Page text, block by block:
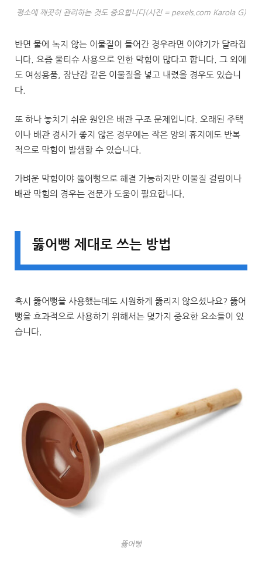
평소에 깨끗히 관리하는 것도 중요합니다(사진 = pexels.com Karola G)
반면 물에 녹지 않는 이물질이 들어간 경우라면 이야기가 달라집
니다. 요즘 물티슈 사용으로 인한 막힘이 많다고 합니다. 그 외에
도 여성용품, 장난감 같은 이물질을 넣고 내렸을 경우도 있습니
다.
또 하나 놓치기 쉬운 원인은 배관 구조 문제입니다. 오래된 주택
이나 배관 경사가 좋지 않은 경우에는 작은 양의 휴지에도 반복
적으로 막힘이 발생할 수 있습니다.
가벼운 막힘이야 뚫어뻥으로 해결 가능하지만 이물질 걸림이나
배관 막힘의 경우는 전문가 도움이 필요합니다.
뚫어뻥 제대로 쓰는 방법
혹시 뚫어뻥을 사용했는데도 시원하게 뚫리지 않으셨나요? 뚫어
뻥을 효과적으로 사용하기 위해서는 몇가지 중요한 요소들이 있
습니다.
뚫어뻥